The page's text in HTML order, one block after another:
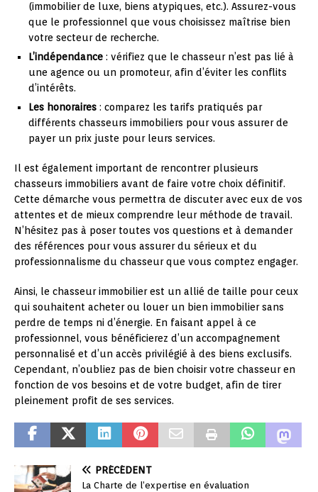
(immobilier de luxe, biens atypiques, etc.). Assurez-vous
que le professionnel que vous choisissez maîtrise bien
votre secteur de recherche.
L’indépendance : vérifiez que le chasseur n’est pas lié à
une agence ou un promoteur, afin d’éviter les conflits
d’intérêts.
Les honoraires : comparez les tarifs pratiqués par
différents chasseurs immobiliers pour vous assurer de
payer un prix juste pour leurs services.
Il est également important de rencontrer plusieurs
chasseurs immobiliers avant de faire votre choix définitif.
Cette démarche vous permettra de discuter avec eux de vos
attentes et de mieux comprendre leur méthode de travail.
N’hésitez pas à poser toutes vos questions et à demander
des références pour vous assurer du sérieux et du
professionnalisme du chasseur que vous comptez engager.
Ainsi, le chasseur immobilier est un allié de taille pour ceux
qui souhaitent acheter ou louer un bien immobilier sans
perdre de temps ni d’énergie. En faisant appel à ce
professionnel, vous bénéficierez d’un accompagnement
personnalisé et d’un accès privilégié à des biens exclusifs.
Cependant, n’oubliez pas de bien choisir votre chasseur en
fonction de vos besoins et de votre budget, afin de tirer
pleinement profit de ses services.
PRÉCÉDENT
La Charte de l’expertise en évaluation